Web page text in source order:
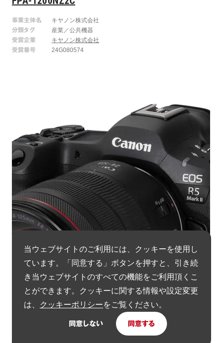
事業主体名
キヤノン株式会社
分類タグ
産業／公共機器
受賞企業
キヤノン株式会社
受賞番号
24G080574
当ウェブサイトのご利用には、クッキーを使用し
ています。「同意する」ボタンを押すと、引き続
き当ウェブサイトのすべての機能をご利用頂くこ
とができます。クッキーに関する情報や設定変更
は、
クッキーポリシーをご覧ください。
同意しない 同意する